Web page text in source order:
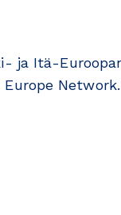
ja Itä-
Network.